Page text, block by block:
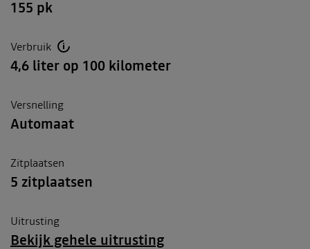
155 pk
Verbruik
4,6 liter op 100 kilometer
Versnelling
Automaat
Zitplaatsen
5 zitplaatsen
Uitrusting
Bekijk gehele uitrusting